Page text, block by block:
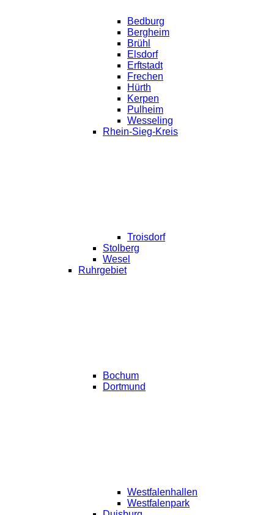
Bedburg
Bergheim
Brühl
Elsdorf
Erftstadt
Frechen
Hürth
Kerpen
Pulheim
Wesseling
Rhein-Sieg-Kreis
Troisdorf
Stolberg
Wesel
Ruhrgebiet
Bochum
Dortmund
Westfalenhallen
Westfalenpark